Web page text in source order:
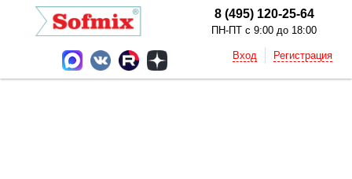
8 (495) 120-25-64
ПН-ПТ с 9:00 до 18:00
Вход Регистрация